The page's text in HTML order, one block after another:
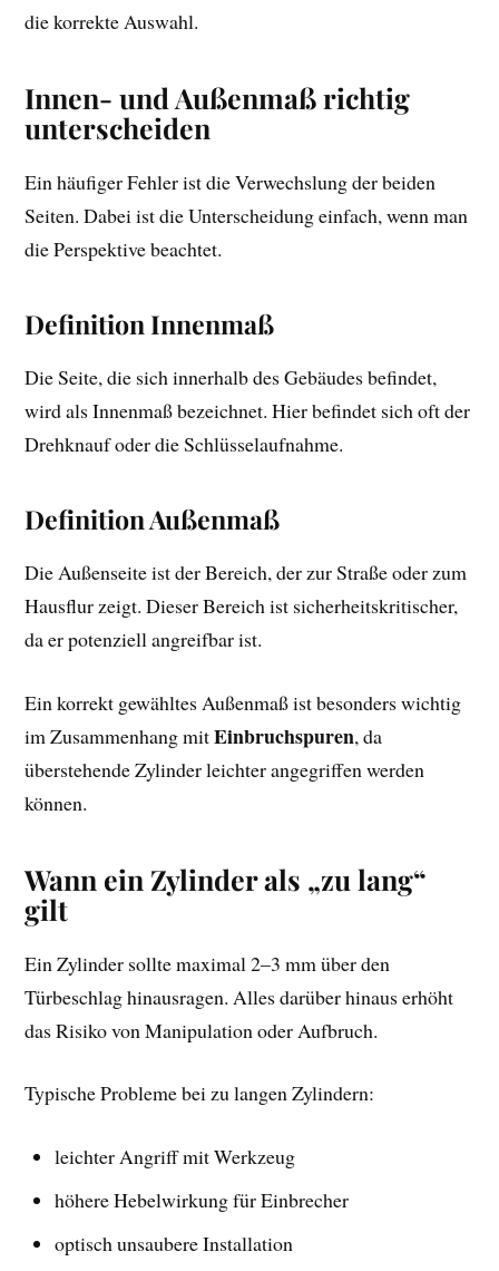
die korrekte Auswahl.
Innen- und Außenmaß richtig
unterscheiden
Ein häufiger Fehler ist die Verwechslung der beiden
Seiten. Dabei ist die Unterscheidung einfach, wenn man
die Perspektive beachtet.
Definition Innenmaß
Die Seite, die sich innerhalb des Gebäudes befindet,
wird als Innenmaß bezeichnet. Hier befindet sich oft der
Drehknauf oder die Schlüsselaufnahme.
Definition Außenmaß
Die Außenseite ist der Bereich, der zur Straße oder zum
Hausflur zeigt. Dieser Bereich ist sicherheitskritischer,
da er potenziell angreifbar ist.
Ein korrekt gewähltes Außenmaß ist besonders wichtig
im Zusammenhang mitEinbruchspuren, da
überstehende Zylinder leichter angegriffen werden
können.
Wann ein Zylinder als „zu lang“
gilt
Ein Zylinder sollte maximal 2–3 mm über den
Türbeschlag hinausragen. Alles darüber hinaus erhöht
das Risiko von Manipulation oder Aufbruch.
Typische Probleme bei zu langen Zylindern:
leichter Angriff mit Werkzeug
höhere Hebelwirkung für Einbrecher
optisch unsaubere Installation